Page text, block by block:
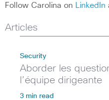
Follow Carolina on
LinkedIn
Articles
Security
Aborder les
l’équipe dirigeante
3 min read